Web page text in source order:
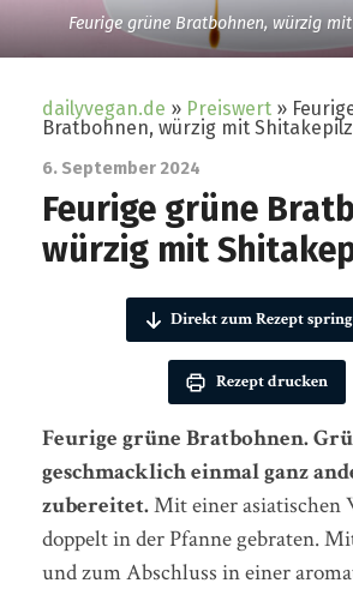
Feurige grüne Bratbohnen, würzig
dailyvegan.de » Preiswert »
Bratbohnen, würzig mit
6. September 2024
Feurige grüne
würzig mit
Direkt zum Rezept
Rezept drucken
Feurige grüne Bratbohnen.
geschmacklich einmal ganz
zubereitet.Mit einer asiatischen
doppelt in der Pfanne gebraten.
und zum Abschluss in einer